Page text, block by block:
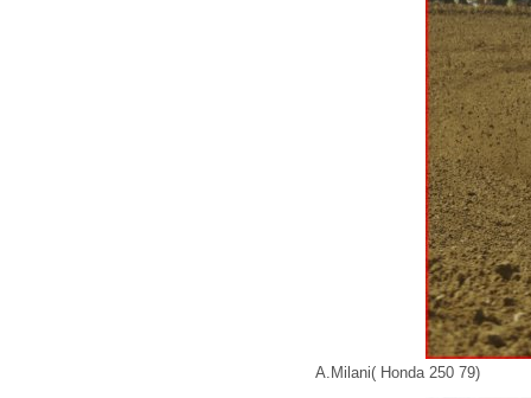
A.Milani( Honda 250 79)